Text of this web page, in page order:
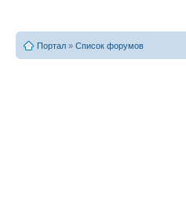
Портал » Список форумов